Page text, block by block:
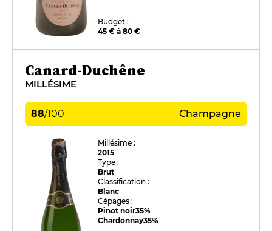
Budget :
45 € à 80 €
Canard-Duchêne
MILLÉSIME
88/100 Champagne
Millésime :
2015
Type :
Brut
Classification :
Blanc
Cépages :
Pinot noir35%
Chardonnay35%